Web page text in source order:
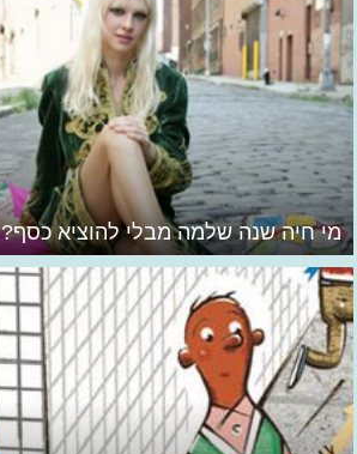
מי חיה שנה שלמה מבלי להוציא כסף?